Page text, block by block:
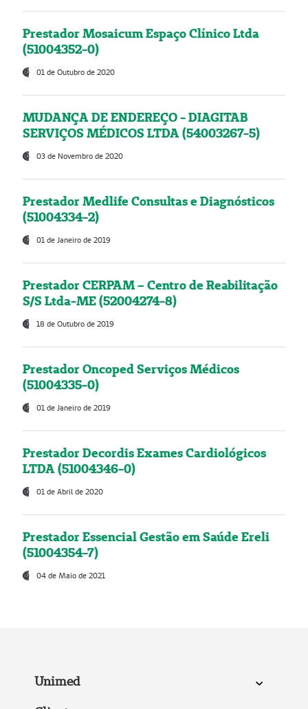
Prestador Mosaicum Espaço Clínico Ltda
(51004352-0)
01 de Outubro de 2020
MUDANÇA DE ENDEREÇO - DIAGITAB
SERVIÇOS MÉDICOS LTDA (54003267-5)
03 de Novembro de 2020
Prestador Medlife Consultas e Diagnósticos
(51004334-2)
01 de Janeiro de 2019
Prestador CERPAM – Centro de Reabilitação
S/S Ltda-ME (52004274-8)
18 de Outubro de 2019
Prestador Oncoped Serviços Médicos
(51004335-0)
01 de Janeiro de 2019
Prestador Decordis Exames Cardiológicos
LTDA (51004346-0)
01 de Abril de 2020
Prestador Essencial Gestão em Saúde Ereli
(51004354-7)
04 de Maio de 2021
Unimed